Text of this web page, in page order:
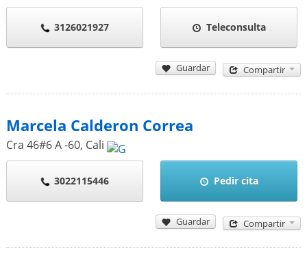
3126021927 Teleconsulta
Guardar Compartir
Marcela Calderon Correa
Cra 46#6 A -60, Cali
3022115446 Pedir cita
Guardar Compartir